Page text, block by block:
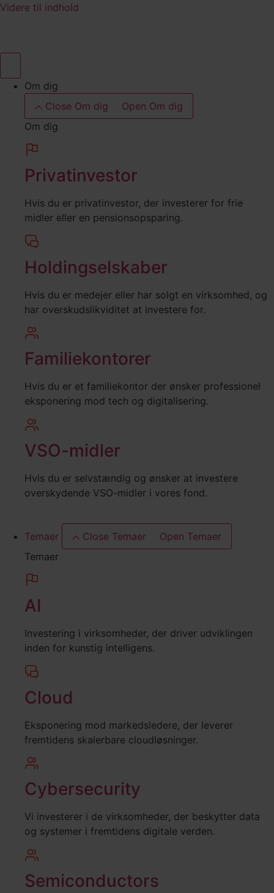
Videre til indhold
Om dig
Close Om dig
Open Om dig
Om dig
Privatinvestor
Hvis du er privatinvestor, der investerer for frie
midler eller en pensionsopsparing.
Holdingselskaber
Hvis du er medejer eller har solgt en virksomhed, og
har overskudslikviditet at investere for.
Familiekontorer
Hvis du er et familiekontor der ønsker professionel
eksponering mod tech og digitalisering.
VSO-midler
Hvis du er selvstændig og ønsker at investere
overskydende VSO-midler i vores fond.
Temaer Close Temaer
Open Temaer
Temaer
AI
Investering i virksomheder, der driver udviklingen
inden for kunstig intelligens.
Cloud
Eksponering mod markedsledere, der leverer
fremtidens skalerbare cloudløsninger.
Cybersecurity
Vi investerer i de virksomheder, der beskytter data
og systemer i fremtidens digitale verden.
Semiconductors